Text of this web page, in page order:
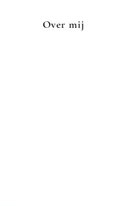
Over mij